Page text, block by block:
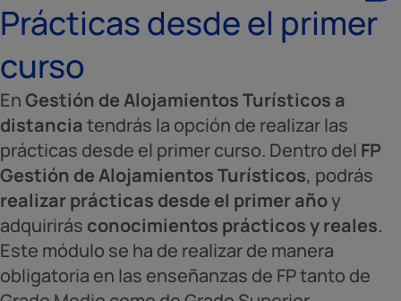
Prácticas desde el primer
curso
EnGestión de Alojamientos Turísticos a
distanciatendrás la opción de realizar las
prácticas desde el primer curso. Dentro del FP
Gestión de Alojamientos Turísticos, podrás
realizar prácticas desde el primer añoy
adquirirás conocimientos prácticos y reales.
Este módulo se ha de realizar de manera
obligatoria en las enseñanzas de FP tanto de